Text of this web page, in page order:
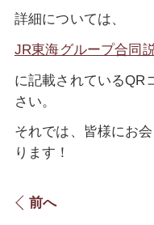
詳細については、
JR東海グループ合同
に記載されているQR
さい。
それでは、皆様にお
ります！
前へ